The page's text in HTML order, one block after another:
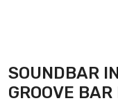
SOUNDBAR
GROOVE BAR